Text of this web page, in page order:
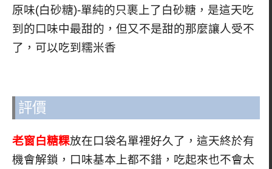
原味(白砂糖)-單純的只裹上了白砂糖，是這天吃
到的口味中最甜的，但又不是甜的那麼讓人受不
了，可以吃到糯米香
評價
老窗白糖粿放在口袋名單裡好久了，這天終於有
機會解鎖，口味基本上都不錯，吃起來也不會太